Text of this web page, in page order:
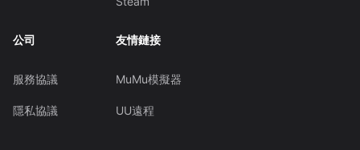
公司
服務協議
隱私協議
友情鏈接
MuMu模擬器
UU遠程